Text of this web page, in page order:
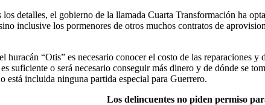
detalles, el gobierno de la llamada Cuarta Transformación ha
inclusive los pormenores de otros muchos contratos de
huracán “Otis” es necesario conocer el costo de las
suficiente o será necesario conseguir más dinero y de dónde se
está incluida ninguna partida especial para Guerrero.
Los delincuentes no piden permiso